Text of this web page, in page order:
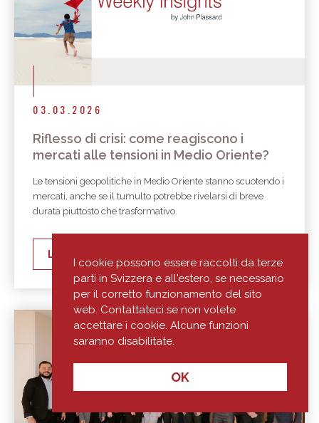
I cookie possono essere raccolti da terze
parti in Svizzera e all'estero, se necessario
per il corretto funzionamento del sito
web. Contattateci se non volete
accettare i cookie. Alcune funzioni
saranno disabilitate.
OK
03.03.2026
Riflesso di crisi: come reagiscono i
mercati alle tensioni in Medio Oriente?
Le tensioni geopolitiche in Medio Oriente stanno scuotendo i
mercati, anche se il tumulto potrebbe rivelarsi di breve
durata piuttosto che trasformativo.
LEGGERE TUTTO